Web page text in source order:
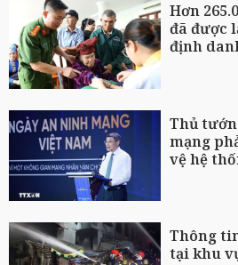
Hơn
đã được
định
Thủ
mạng
vệ hệ
Thông
tại khu